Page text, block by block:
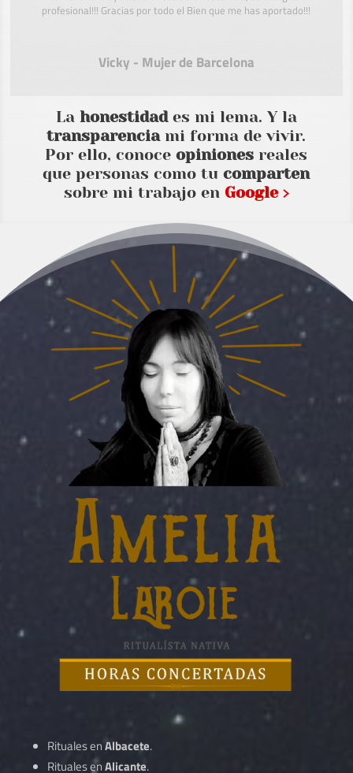
profesional!!! Gracias por todo el Bien que me has aportado!!!
Vicky - Mujer de Barcelona
La honestidades mi lema. Y la
transparenciami forma de vivir.
Por ello, conoceopiniones reales
que personas como tucomparten
sobre mi trabajo en Google ›
Rituales enAlbacete.
Rituales enAlicante.